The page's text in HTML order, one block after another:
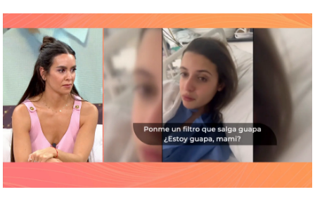
Sara Ruiz
Publicado: 12 de junio de 2024, 20:07